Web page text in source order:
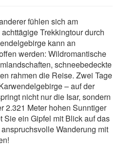
fühlen sich am
Trekkingtour durch
kann an
werden: Wildromantische
schneebedeckte
rahmen die Reise. Zwei Tage
– auf der
nicht nur die Isar, sondern
2.321 Meter hohen Sunntiger
Sie ein Gipfel mit Blick auf das
Wanderung mit